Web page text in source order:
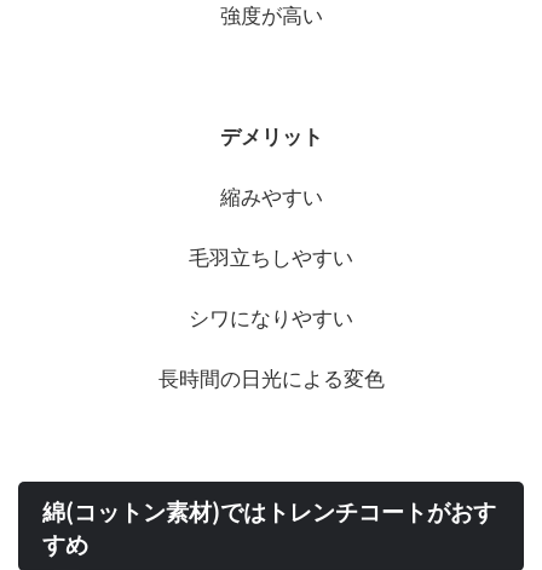
強度が高い
デメリット
縮みやすい
毛羽立ちしやすい
シワになりやすい
長時間の日光による変色
綿(コットン素材)ではトレンチコートがおす
すめ